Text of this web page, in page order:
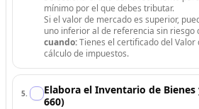
mínimo por el que debes tributar.
Si el valor de mercado es superior,
uno inferior al de referencia sin riesgo
cuando:Tienes el certificado del Valor
cálculo de impuestos.
5.
Elabora el Inventario de Bienes
660)